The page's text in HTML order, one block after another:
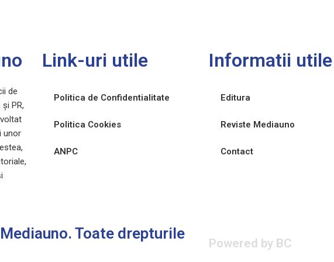
de
PR,
unor
Link-uri utile
Politica de Confidentialitate
Politica Cookies
ANPC
Informatii utile
Editura
Reviste Mediauno
Contact
Toate drepturile
Powered by BC